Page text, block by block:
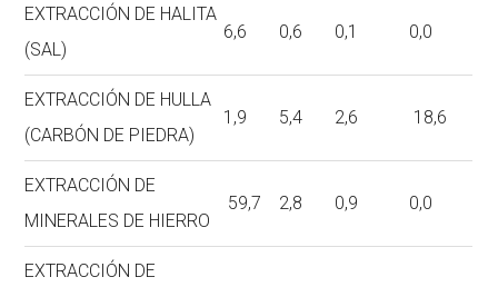
EXTRACCIÓN DE HALITA
(SAL)
6,6 0,6 0,1 0,0
EXTRACCIÓN DE HULLA
(CARBÓN DE PIEDRA)
1,9 5,4 2,6 18,6
EXTRACCIÓN DE
MINERALES DE HIERRO
59,7 2,8 0,9 0,0
EXTRACCIÓN DE